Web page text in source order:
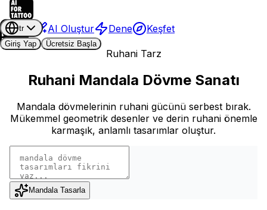
AI Oluştur Dene Keşfet
tr
Giriş Yap
Ücretsiz Başla
Ruhani Tarz
Ruhani Mandala Dövme Sanatı
Mandala dövmelerinin ruhani gücünü serbest bırak.
Mükemmel geometrik desenler ve derin ruhani önemle
karmaşık, anlamlı tasarımlar oluştur.
Mandala Tasarla